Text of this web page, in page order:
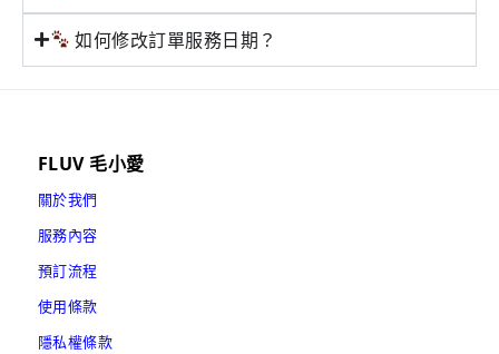
如何修改訂單服務日期？
FLUV 毛小愛
關於我們
服務內容
預訂流程
使用條款
隱私權條款